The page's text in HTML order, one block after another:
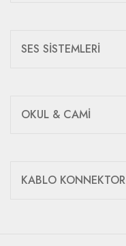
SES SİSTEMLERİ
OKUL & CAMİ
KABLO KONNEKTOR